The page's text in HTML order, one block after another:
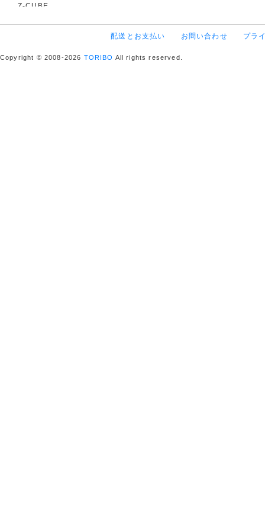
Z-CUBE
配送とお支払い お問い合わせ プラ
Copyright © 2008-2026 TORIBO All rights reserved.